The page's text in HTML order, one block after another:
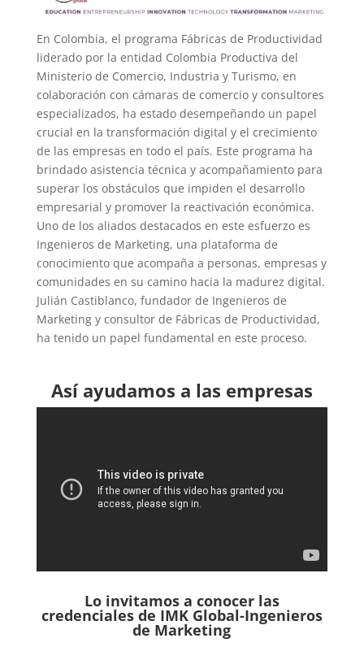
En Colombia, el programa Fábricas de Productividad
liderado por la entidad Colombia Productiva del
Ministerio de Comercio, Industria y Turismo, en
colaboración con cámaras de comercio y consultores
especializados, ha estado desempeñando un papel
crucial en la transformación digital y el crecimiento
de las empresas en todo el país. Este programa ha
brindado asistencia técnica y acompañamiento para
superar los obstáculos que impiden el desarrollo
empresarial y promover la reactivación económica.
Uno de los aliados destacados en este esfuerzo es
Ingenieros de Marketing, una plataforma de
conocimiento que acompaña a personas, empresas y
comunidades en su camino hacia la madurez digital.
Julián Castiblanco, fundador de Ingenieros de
Marketing y consultor de Fábricas de Productividad,
ha tenido un papel fundamental en este proceso.
Así ayudamos a las empresas
Lo invitamos a conocer las
credenciales de IMK Global-Ingenieros
de Marketing